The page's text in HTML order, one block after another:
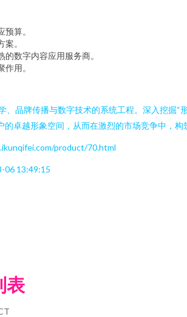
算。
。
数字内容应用服务商。
用。
品牌传播与数字技术的系统工程。深入挖掘“
卓越形象空间，从而在激烈的市场竞争中，构
product/70.html
06 13:49:15
表